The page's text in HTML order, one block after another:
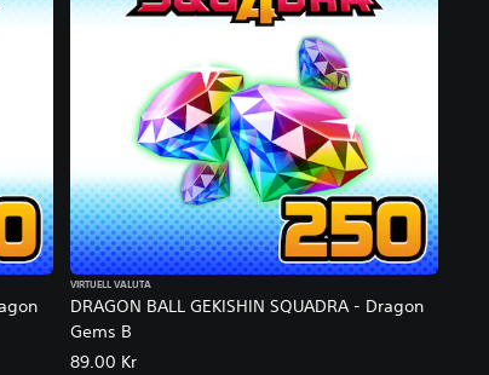
DRAGON BALL GEKISHIN SQUADRA - Dragon
Gems B
VIRTUELL VALUTA
89.00 Kr